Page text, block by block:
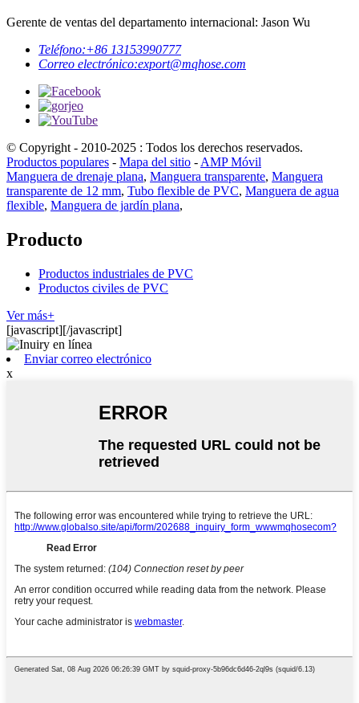
Gerente de ventas del departamento internacional: Jason Wu
Teléfono:+86 13153990777
Correo electrónico:export@mqhose.com
© Copyright - 2010-2025 : Todos los derechos reservados.
Productos populares - Mapa del sitio - AMP Móvil
Manguera de drenaje plana, Manguera transparente, Manguera
transparente de 12 mm, Tubo flexible de PVC, Manguera de agua
flexible, Manguera de jardín plana,
Producto
Productos industriales de PVC
Productos civiles de PVC
Ver más+
[javascript][/javascript]
Enviar correo electrónico
x